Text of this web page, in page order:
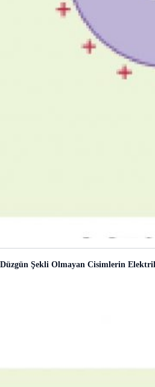
Düzgün Şekli Olmayan Cisimlerin